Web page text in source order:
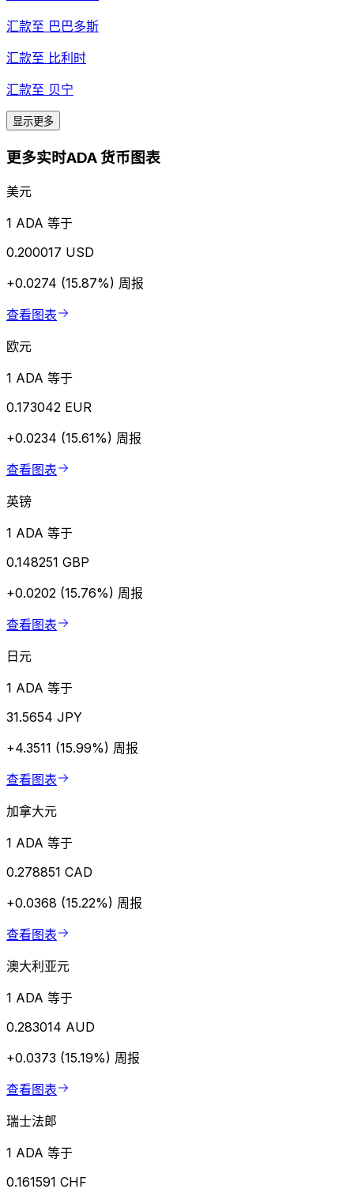
汇款至 巴巴多斯
汇款至 比利时
汇款至 贝宁
显示更多
更多实时ADA 货币图表
美元
1 ADA 等于
0.200017 USD
+0.0274 (15.87%) 周报
查看图表
欧元
1 ADA 等于
0.173042 EUR
+0.0234 (15.61%) 周报
查看图表
英镑
1 ADA 等于
0.148251 GBP
+0.0202 (15.76%) 周报
查看图表
日元
1 ADA 等于
31.5654 JPY
+4.3511 (15.99%) 周报
查看图表
加拿大元
1 ADA 等于
0.278851 CAD
+0.0368 (15.22%) 周报
查看图表
澳大利亚元
1 ADA 等于
0.283014 AUD
+0.0373 (15.19%) 周报
查看图表
瑞士法郎
1 ADA 等于
0.161591 CHF